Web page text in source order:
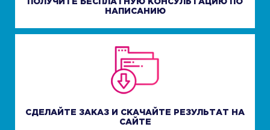
ПОЛУЧИТЕ БЕСПЛАТНУЮ КОНСУЛЬТАЦИЮ ПО
НАПИСАНИЮ
СДЕЛАЙТЕ ЗАКАЗ И СКАЧАЙТЕ РЕЗУЛЬТАТ НА
САЙТЕ